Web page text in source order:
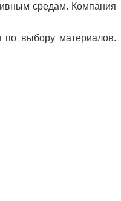
средам. Компания
выбору материалов.